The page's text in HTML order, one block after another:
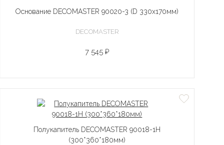
Основание DECOMASTER 90020-3 (D 330х170мм)
DECOMASTER
7 545 ₽
Полукапитель DECOMASTER 90018-1H
(300*360*180мм)